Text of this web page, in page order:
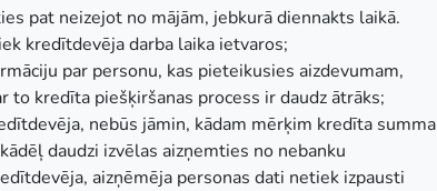
pat neizejot no mājām, jebkurā diennakts laikā.
kredītdevēja darba laika ietvaros;
par personu, kas pieteikusies aizdevumam,
to kredīta piešķiršanas process ir daudz ātrāks;
nebūs jāmin, kādam mērķim kredīta summa
daudzi izvēlas aizņemties no nebanku
aizņēmēja personas dati netiek izpausti